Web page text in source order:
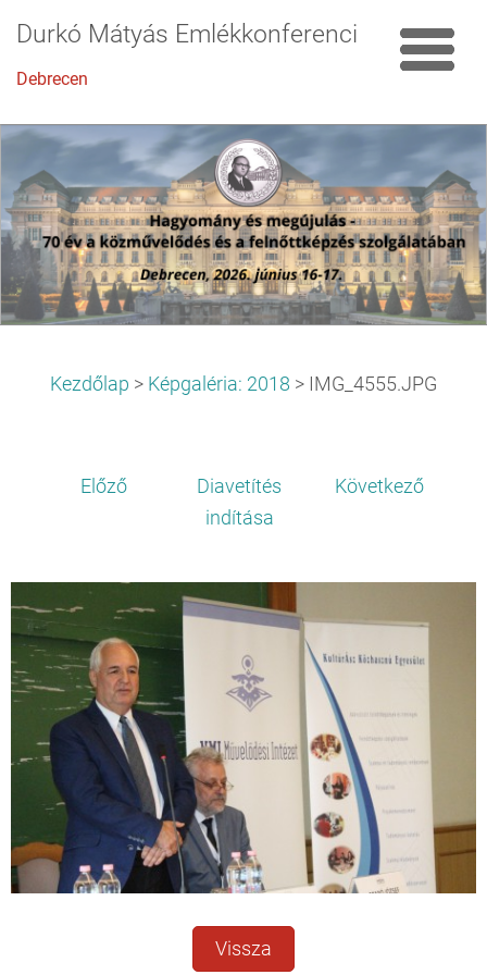
Durkó Mátyás Emlékkonferencia
Debrecen
Kezdőlap > Képgaléria: 2018 > IMG_4555.JPG
Előző
Diavetítés
indítása
Következő
Vissza